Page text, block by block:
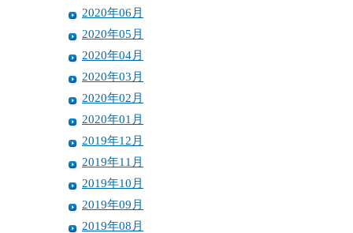
2020年06月
2020年05月
2020年04月
2020年03月
2020年02月
2020年01月
2019年12月
2019年11月
2019年10月
2019年09月
2019年08月